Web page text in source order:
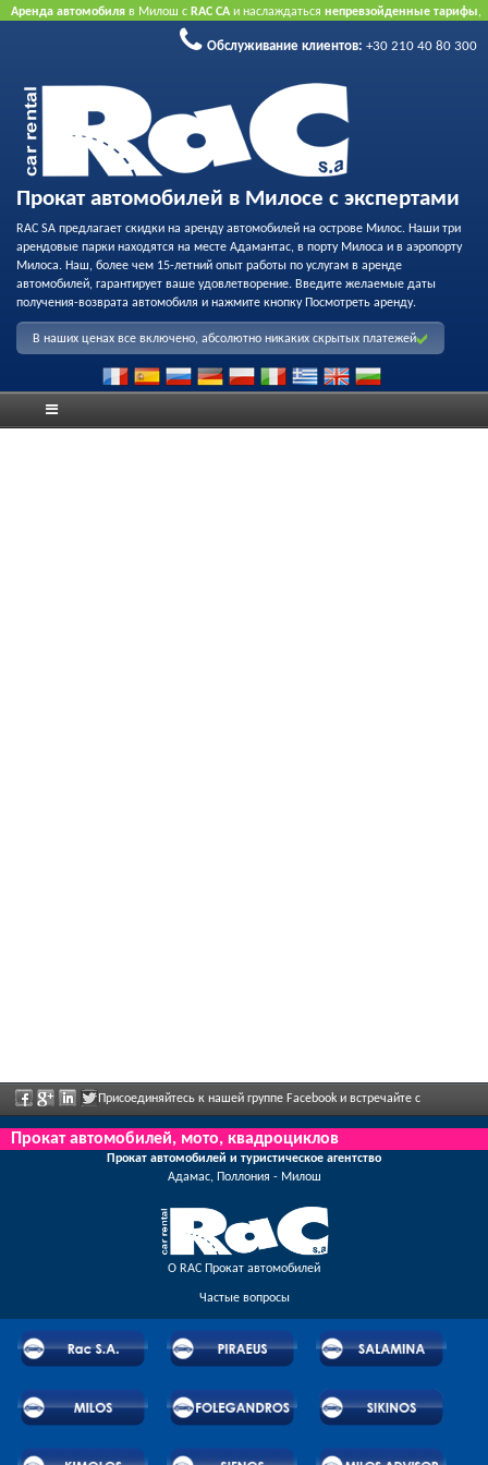
Аренда автомобиля в Милош с RAC CA и наслаждаться непревзойденные тарифы,
флот качества проката
принять преимущество нашего Интернет предлагает.Не нужна кредитная карта.
Обслуживание клиентов: +30 210 40 80 300
Прокат автомобилей в Милосе с экспертами
RAC SA предлагает скидки на аренду автомобилей на острове Милос. Наши три
арендовые парки находятся на месте Адамантас, в порту Милоса и в аэропорту
Милоса. Наш, более чем 15-летний опыт работы по услугам в аренде
автомобилей, гарантирует ваше удовлетворение. Введите желаемые даты
получения-возврата автомобиля и нажмите кнопку Посмотреть аренду.
В наших ценах все включено, абсолютно никаких скрытых платежей
Присоединяйтесь к нашей группе Facebook и встречайте с
сотрудниками, отправьте нам ваши отзывы, и воспользуйтесь грандиозными
скидками и предложениями, которые регулярно объявлены.
Прокат автомобилей, мото, квадроциклов
Прокат автомобилей и туристическое агентство
Адамас, Поллония - Милош
О RAC Прокат автомобилей
Частые вопросы